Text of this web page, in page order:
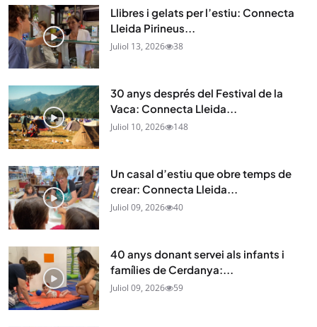
Llibres i gelats per l’estiu: Connecta
Lleida Pirineus...
Juliol 13, 2026 38
30 anys després del Festival de la
Vaca: Connecta Lleida...
Juliol 10, 2026 148
Un casal d’estiu que obre temps de
crear: Connecta Lleida...
Juliol 09, 2026 40
40 anys donant servei als infants i
famílies de Cerdanya:...
Juliol 09, 2026 59